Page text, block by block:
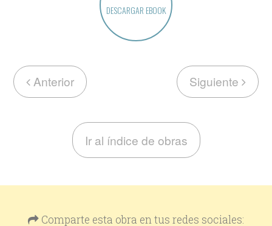
DESCARGAR EBOOK
Anterior Siguiente
Ir al índice de obras
Comparte esta obra en tus redes sociales: